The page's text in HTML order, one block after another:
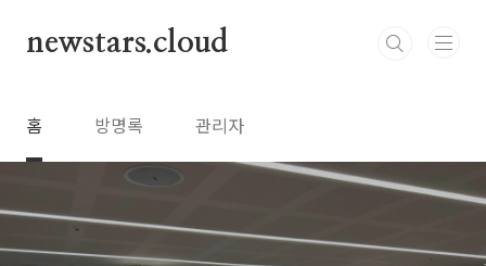
newstars.cloud
홈 방명록 관리자